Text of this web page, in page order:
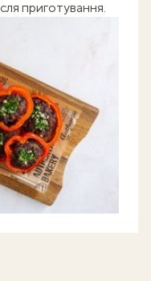
приготування.